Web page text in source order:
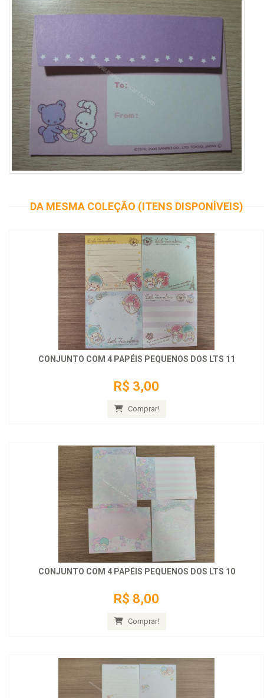
DA MESMA COLEÇÃO (ITENS DISPONÍVEIS)
CONJUNTO COM 4 PAPÉIS PEQUENOS DOS LTS 11
R$ 3,00
Comprar!
CONJUNTO COM 4 PAPÉIS PEQUENOS DOS LTS 10
R$ 8,00
Comprar!